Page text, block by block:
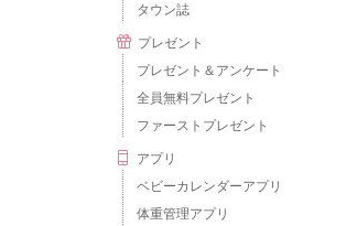
タウン誌
プレゼント
プレゼント＆アンケート
全員無料プレゼント
ファーストプレゼント
アプリ
ベビーカレンダーアプリ
体重管理アプリ